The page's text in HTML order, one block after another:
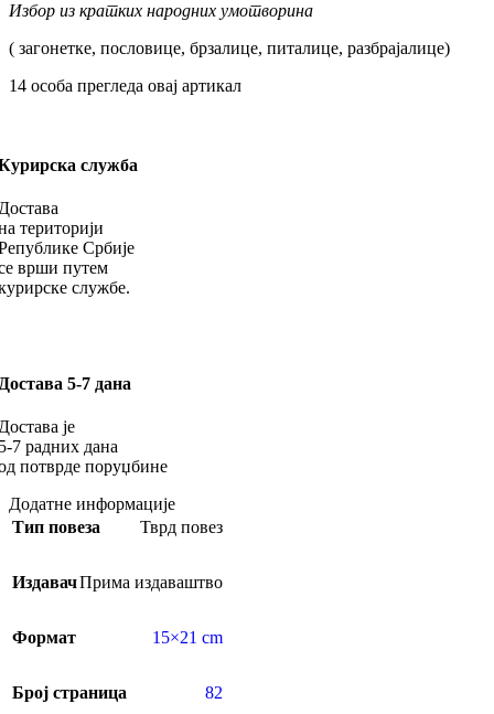
Избор из кратких народних умотворина
( загонетке, пословице, брзалице, питалице, разбрајалице)
14 особа прегледа овај артикал
служба
територији
Србије
врши путем
службе.
5-7 дана
је
7 радних дана
потврде поруџбине
Додатне информације
Тип повеза
Тврд повез
ИздавачПрима издаваштво
Формат 15×21 cm
Број страница 82